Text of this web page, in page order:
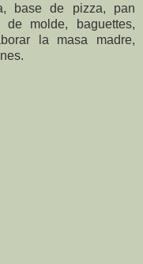
base de pizza, pan
de molde, baguettes,
la masa madre,